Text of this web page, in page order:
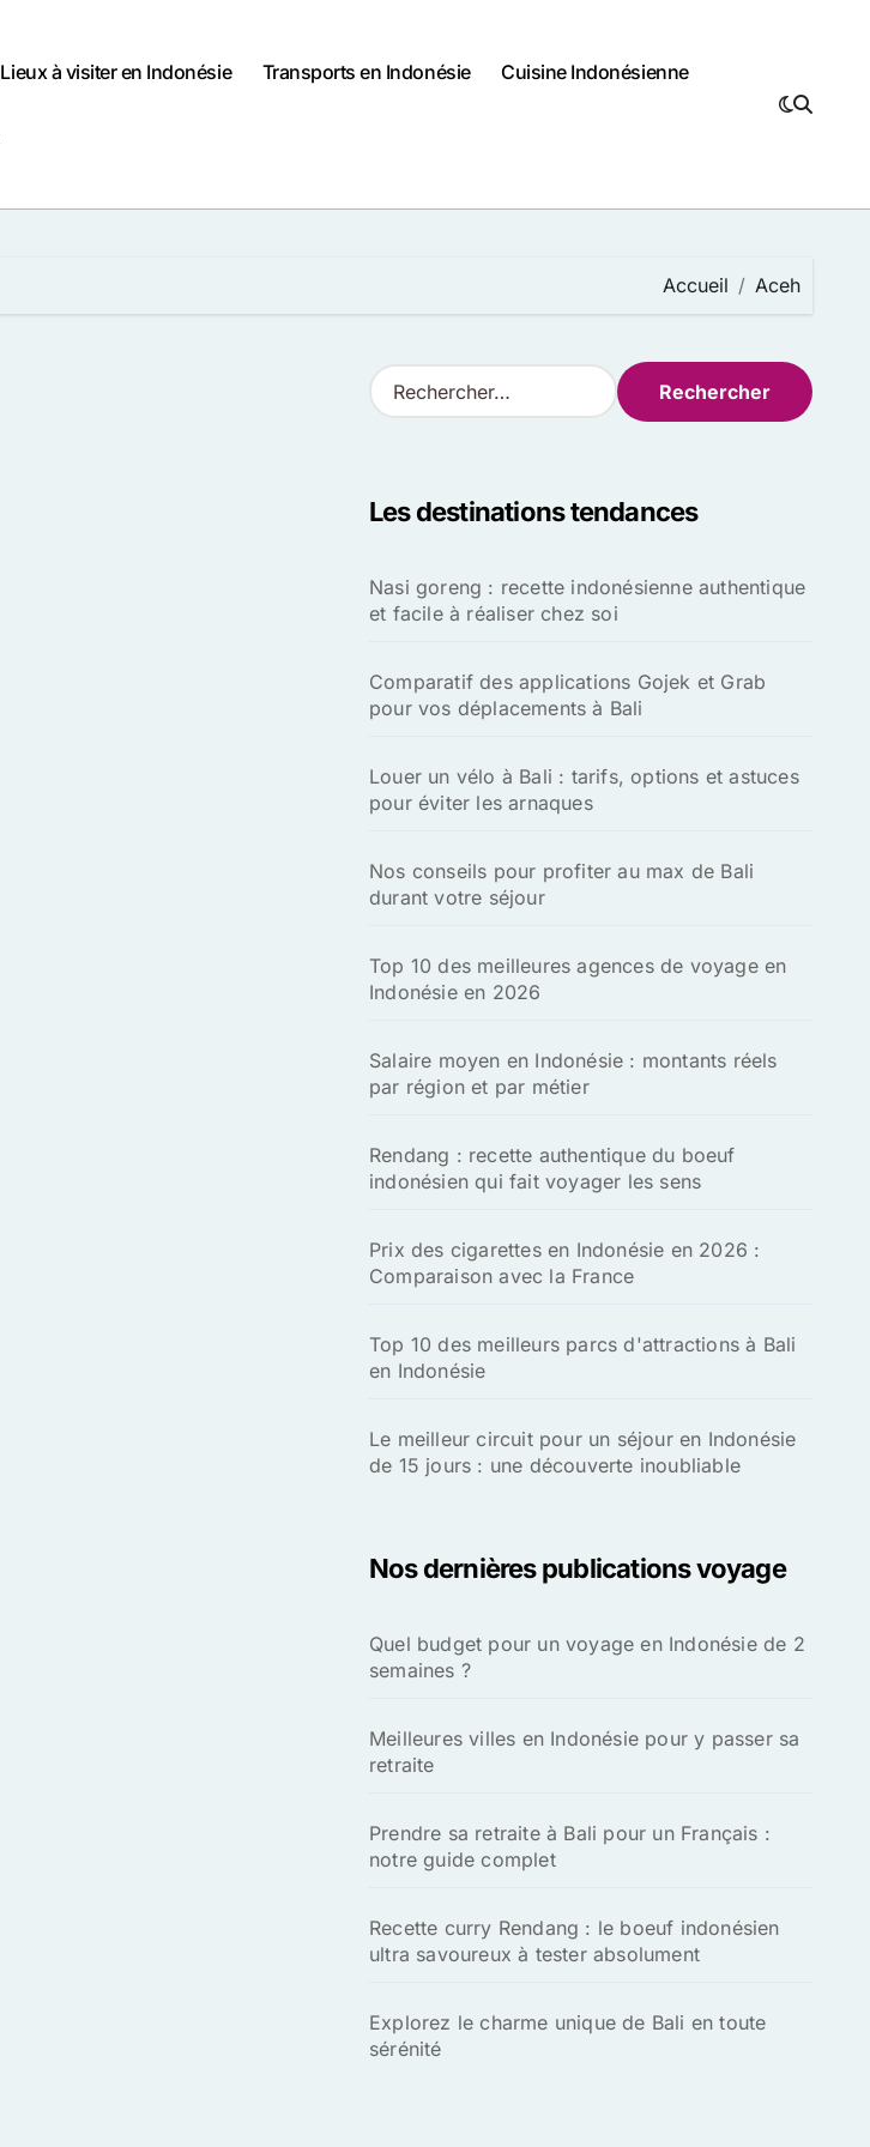
Lieux à visiter en Indonésie Transports en Indonésie Cuisine Indonésienne
Accueil Aceh
R
e
r
e
r
Les destinations tendances
Nasi goreng : recette indonésienne authentique
et facile à réaliser chez soi
Comparatif des applications Gojek et Grab
pour vos déplacements à Bali
Louer un vélo à Bali : tarifs, options et astuces
pour éviter les arnaques
Nos conseils pour profiter au max de Bali
durant votre séjour
Top 10 des meilleures agences de voyage en
Indonésie en 2026
Salaire moyen en Indonésie : montants réels
par région et par métier
Rendang : recette authentique du boeuf
indonésien qui fait voyager les sens
Prix des cigarettes en Indonésie en 2026 :
Comparaison avec la France
Top 10 des meilleurs parcs d'attractions à Bali
en Indonésie
Le meilleur circuit pour un séjour en Indonésie
de 15 jours : une découverte inoubliable
Nos dernières publications voyage
Quel budget pour un voyage en Indonésie de 2
semaines ?
Meilleures villes en Indonésie pour y passer sa
retraite
Prendre sa retraite à Bali pour un Français :
notre guide complet
Recette curry Rendang : le boeuf indonésien
ultra savoureux à tester absolument
Explorez le charme unique de Bali en toute
sérénité